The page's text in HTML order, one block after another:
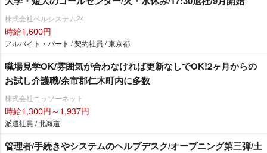
株式会社ベルシステム24
時給1,600円
アルバイト・パート / 契約社員 / 東京都
職場見学OK/雰囲気が合わなければ更新なしでOK!2ヶ月からの
お試し介護職/余市郡仁木町内に多数
株式会社ニッソーネット
時給1,300円～1,937円
派遣社員 / 北海道
管理者/手続きやシステムのヘルプデスク/オープニング第三弾/土